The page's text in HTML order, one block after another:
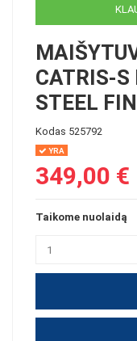
CATRIS-S
STEEL
Kodas 525792
YRA
349,00 €
Taikome nuolaidą